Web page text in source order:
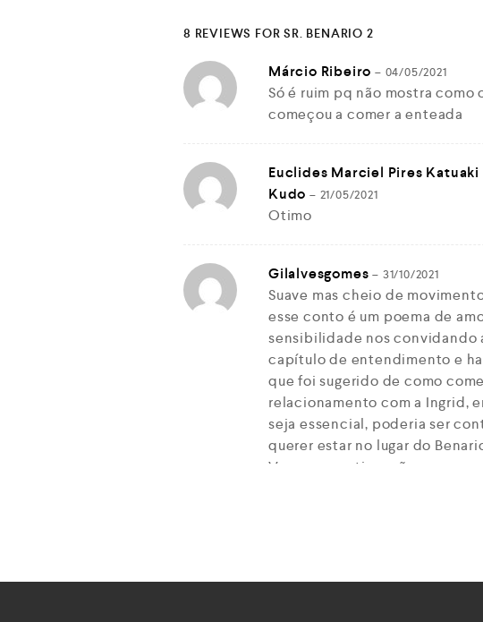
8 REVIEWS FORSR. BENARIO 2
Márcio Ribeiro – 04/05/2021
Só é ruim pq não mostra como
começou a comer a enteada
Euclides Marciel Pires Katuaki
Kudo – 21/05/2021
Otimo
Gilalvesgomes– 31/10/2021
Suave mas cheio de
esse conto é um poema de
sensibilidade nos convidando
capítulo de entendimento e
que foi sugerido de como
relacionamento com a Ingrid,
seja essencial, poderia ser
querer estar no lugar do
Vamos a continuação…